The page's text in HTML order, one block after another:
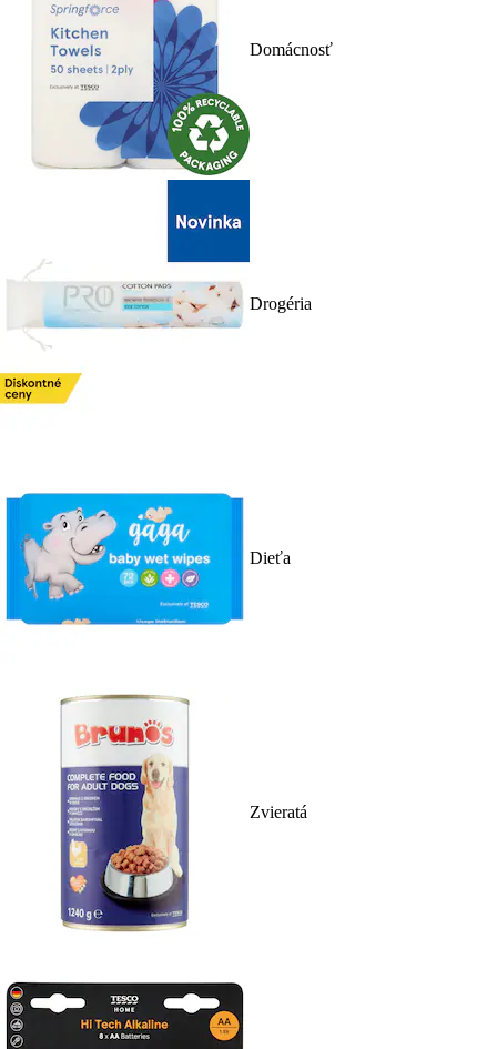
Domácnosť
Drogéria
Dieťa
Zvieratá